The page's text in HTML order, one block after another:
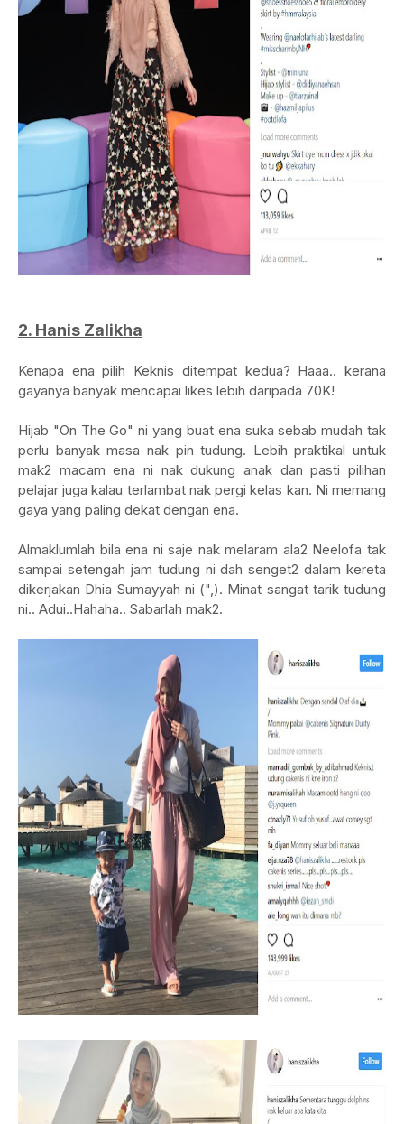
2. Hanis Zalikha
Kenapa ena pilih Keknis ditempat kedua? Haaa.. kerana
gayanya banyak mencapai likes lebih daripada 70K!
Hijab "On The Go" ni yang buat ena suka sebab mudah tak
perlu banyak masa nak pin tudung. Lebih praktikal untuk
mak2 macam ena ni nak dukung anak dan pasti pilihan
pelajar juga kalau terlambat nak pergi kelas kan. Ni memang
gaya yang paling dekat dengan ena.
Almaklumlah bila ena ni saje nak melaram ala2 Neelofa tak
sampai setengah jam tudung ni dah senget2 dalam kereta
dikerjakan Dhia Sumayyah ni (",). Minat sangat tarik tudung
ni.. Adui..Hahaha.. Sabarlah mak2.